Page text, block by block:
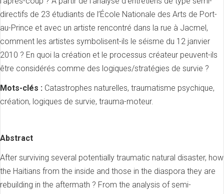
directifs de 23 étudiants de l’École Nationale des Arts de Port-
au-Prince et avec un artiste rencontré dans la rue à Jacmel,
comment les artistes symbolisent-ils le séisme du 12 janvier
2010 ? En quoi la création et le processus créateur peuvent-ils
être considérés comme des logiques/stratégies de survie ?
Mots-clés : Catastrophes naturelles, traumatisme psychique,
création, logiques de survie, trauma-moteur.
Abstract
After surviving several potentially traumatic natural disaster, how
the Haitians from the inside and those in the diaspora they are
rebuilding in the aftermath ? From the analysis of semi-